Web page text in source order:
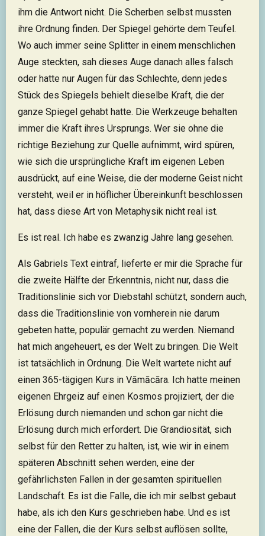
ihm die Antwort nicht. Die Scherben selbst mussten
ihre Ordnung finden. Der Spiegel gehörte dem Teufel.
Wo auch immer seine Splitter in einem menschlichen
Auge steckten, sah dieses Auge danach alles falsch
oder hatte nur Augen für das Schlechte, denn jedes
Stück des Spiegels behielt dieselbe Kraft, die der
ganze Spiegel gehabt hatte. Die Werkzeuge behalten
immer die Kraft ihres Ursprungs. Wer sie ohne die
richtige Beziehung zur Quelle aufnimmt, wird spüren,
wie sich die ursprüngliche Kraft im eigenen Leben
ausdrückt, auf eine Weise, die der moderne Geist nicht
versteht, weil er in höflicher Übereinkunft beschlossen
hat, dass diese Art von Metaphysik nicht real ist.
Es ist real. Ich habe es zwanzig Jahre lang gesehen.
Als Gabriels Text eintraf, lieferte er mir die Sprache für
die zweite Hälfte der Erkenntnis, nicht nur, dass die
Traditionslinie sich vor Diebstahl schützt, sondern auch,
dass die Traditionslinie von vornherein nie darum
gebeten hatte, populär gemacht zu werden. Niemand
hat mich angeheuert, es der Welt zu bringen. Die Welt
ist tatsächlich in Ordnung. Die Welt wartete nicht auf
einen 365-tägigen Kurs in Vāmācāra. Ich hatte meinen
eigenen Ehrgeiz auf einen Kosmos projiziert, der die
Erlösung durch niemanden und schon gar nicht die
Erlösung durch mich erfordert. Die Grandiosität, sich
selbst für den Retter zu halten, ist, wie wir in einem
späteren Abschnitt sehen werden, eine der
gefährlichsten Fallen in der gesamten spirituellen
Landschaft. Es ist die Falle, die ich mir selbst gebaut
habe, als ich den Kurs geschrieben habe. Und es ist
eine der Fallen, die der Kurs selbst auflösen sollte,